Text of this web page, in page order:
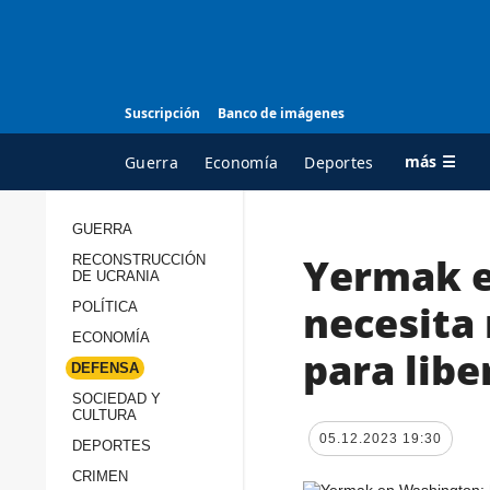
Suscripción Banco de imágenes
Guerra Economía Deportes más ☰
TODAS LAS
Reconstrucción de
GUERRA
RECONSTRUCCIÓN
DE UCRANIA
POLÍTICA
ECONOMÍA
DEFENSA
SOCIEDAD Y
CULTURA
DEPORTES
CRIMEN
Yermak
necesita
para
05.12.2023 19:30